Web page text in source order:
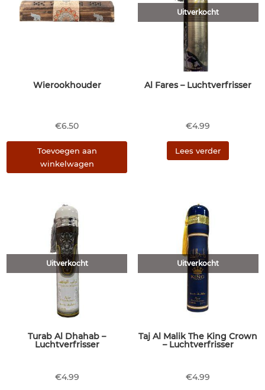
Wierookhouder
€6.50
Toevoegen aan
winkelwagen
Uitverkocht
Al Fares – Luchtverfrisser
€4.99
Lees verder
Uitverkocht
Turab Al Dhahab –
Luchtverfrisser
€4.99
Uitverkocht
Taj Al Malik The King Crown
– Luchtverfrisser
€4.99